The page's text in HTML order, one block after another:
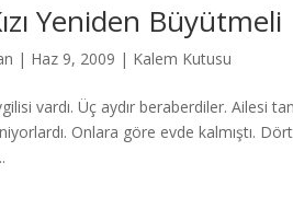
Yeniden Büyütmeli
| Haz 9, 2009 | Kalem Kutusu
vardı. Üç aydır beraberdiler. Ailesi
Onlara göre evde kalmıştı.